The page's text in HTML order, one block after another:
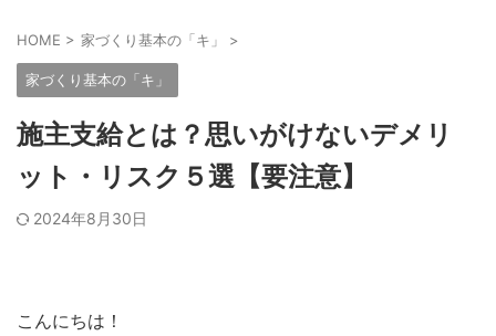
HOME > 家づくり基本の「キ」 >
家づくり基本の「キ」
施主支給とは？思いがけないデメリ
ット・リスク５選【要注意】
2024年8月30日
こんにちは！